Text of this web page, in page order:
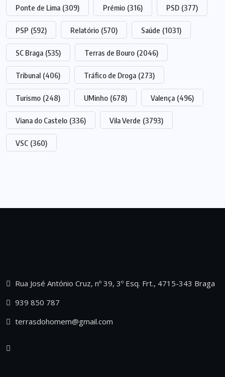
Ponte de Lima (309) Prémio (316) PSD (377)
PSP (592) Relatório (570) Saúde (1031)
SC Braga (535) Terras de Bouro (2046)
Tribunal (406) Tráfico de Droga (273)
Turismo (248) UMinho (678) Valença (496)
Viana do Castelo (336) Vila Verde (3793)
VSC (360)
Rua José António Cruz, nº 39, 3º Esq. Frt., 4715-343 Braga
939 850 787
terrasdohomem@gmail.com